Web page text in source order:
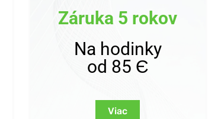
Záruka 5 rokov
Na hodinky
od 85 Є
Viac